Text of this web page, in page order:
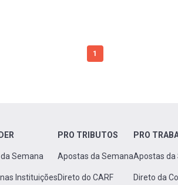
1
Semana
Instituições
PRO TRIBUTOS
Apostas da Semana
Direto do CARF
PRO
Apostas da
Direto da